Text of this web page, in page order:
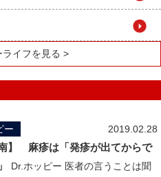
イフを見る >
2019.02.28
ー
南】 麻疹は「発疹が出てからで
Dr.ホッピー 医者の言うことは聞